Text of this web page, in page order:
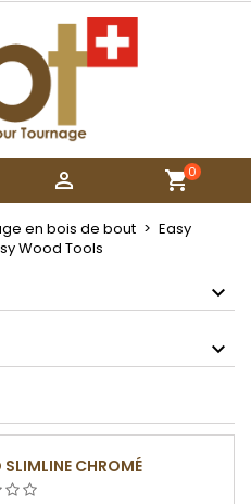
 0
en bois de bout
Easy
Wood Tools
SLIMLINE CHROMÉ
pour ajouter des produits
Annuler Connexion